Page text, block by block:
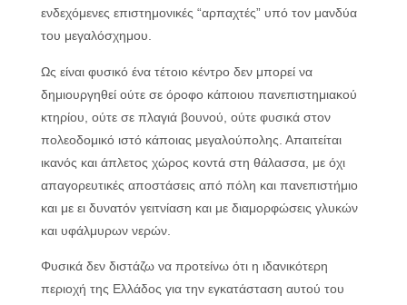
ενδεχόμενες επιστημονικές “αρπαχτές” υπό τον μανδύα
του μεγαλόσχημου.
Ως είναι φυσικό ένα τέτοιο κέντρο δεν μπορεί να
δημιουργηθεί ούτε σε όροφο κάποιου πανεπιστημιακού
κτηρίου, ούτε σε πλαγιά βουνού, ούτε φυσικά στον
πολεοδομικό ιστό κάποιας μεγαλούπολης. Απαιτείται
ικανός και άπλετος χώρος κοντά στη θάλασσα, με όχι
απαγορευτικές αποστάσεις από πόλη και πανεπιστήμιο
και με ει δυνατόν γειτνίαση και με διαμορφώσεις γλυκών
και υφάλμυρων νερών.
Φυσικά δεν διστάζω να προτείνω ότι η ιδανικότερη
περιοχή της Ελλάδος για την εγκατάσταση αυτού του